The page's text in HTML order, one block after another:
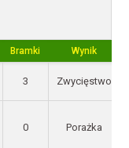
Bramki Wynik
3 Zwycięstwo
0 Porażka